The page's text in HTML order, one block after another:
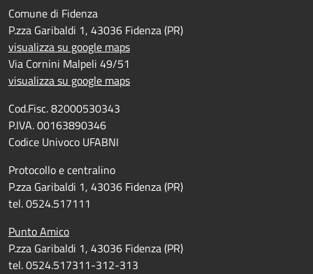
Comune di Fidenza
P.zza Garibaldi 1, 43036 Fidenza (PR)
visualizza su google maps
Via Cornini Malpeli 49/51
visualizza su google maps
Cod.Fisc. 82000530343
P.IVA. 00163890346
Codice Univoco UFABNI
Protocollo e centralino
P.zza Garibaldi 1, 43036 Fidenza (PR)
tel. 0524.517111
Punto Amico
P.zza Garibaldi 1, 43036 Fidenza (PR)
tel. 0524.517311-312-313